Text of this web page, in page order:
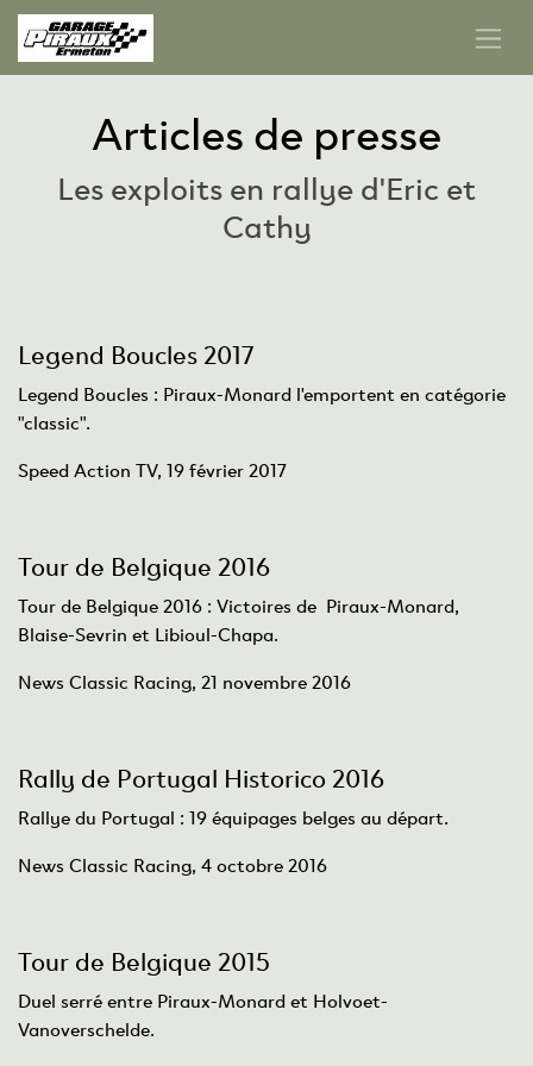
Articles de presse
Les exploits en rallye d'Eric et
Cathy
Legend Boucles 2017
Legend Boucles : Piraux-Monard l'emportent en catégorie
"classic".
Speed Action TV, 19 février 2017
Tour de Belgique 2016
Tour de Belgique 2016 : Victoires de Piraux-Monard,
Blaise-Sevrin et Libioul-Chapa.
News Classic Racing, 21 novembre 2016
Rally de Portugal Historico 2016
Rallye du Portugal : 19 équipages belges au départ.
News Classic Racing, 4 octobre 2016
Tour de Belgique 2015
Duel serré entre Piraux-Monard et Holvoet-
Vanoverschelde.